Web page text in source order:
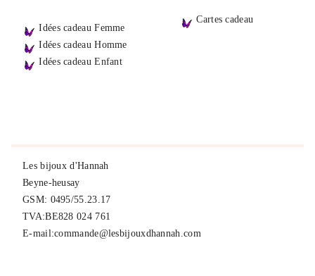
Idées cadeau Femme
Idées cadeau Homme
Idées cadeau Enfant
Cartes cadeau
Les bijoux d'Hannah
Beyne-heusay
GSM: 0495/55.23.17
TVA:BE828 024 761
E-mail:commande@lesbijouxdhannah.com